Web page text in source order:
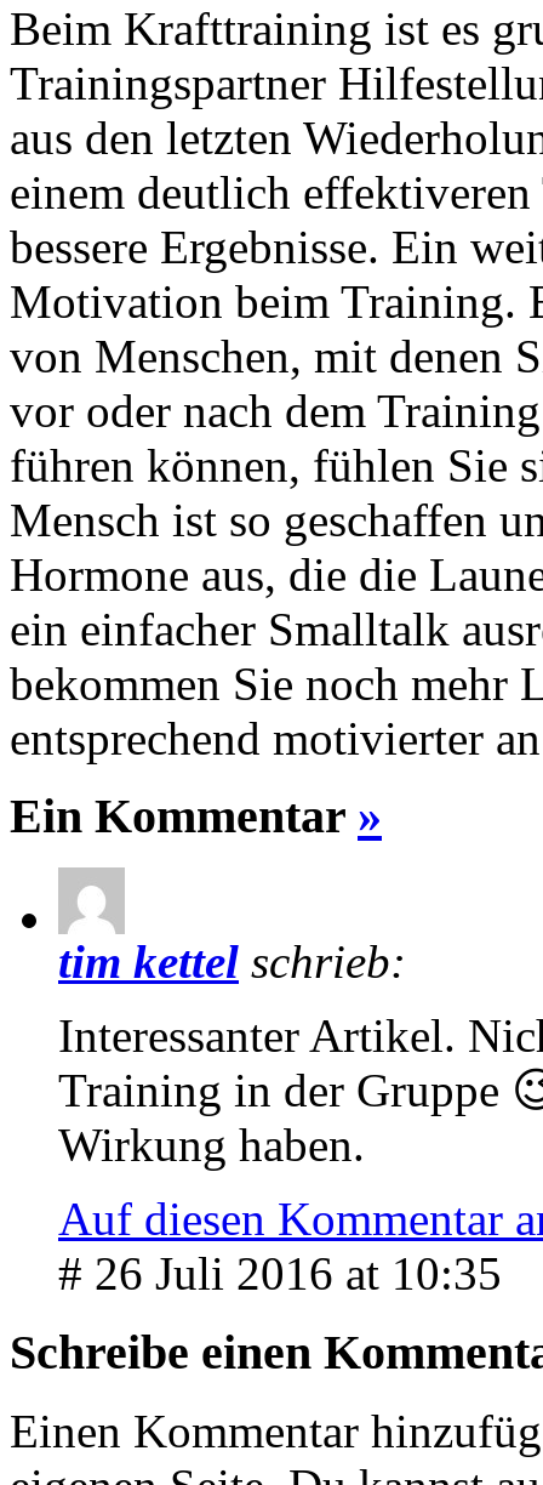
Beim Krafttraining ist es
Trainingspartner
aus den letzten
einem deutlich
bessere Ergebnisse. Ein
Motivation beim Training.
von Menschen, mit denen
vor oder nach dem
führen können, fühlen Sie
Mensch ist so geschaffen
Hormone aus, die die
ein einfacher Smalltalk
bekommen Sie noch mehr
entsprechend motivierter
Ein Kommentar »
tim kettel schrieb:
Interessanter Artikel.
Training in der Gruppe
Wirkung haben.
Auf diesen Kommentar
# 26 Juli 2016 at 10:35
Schreibe einen
Einen Kommentar